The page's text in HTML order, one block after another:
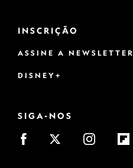
INSCRIÇÃO
ASSINE A NEWSLETTER
DISNEY+
SIGA-NOS